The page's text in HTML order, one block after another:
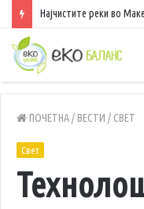
ПОЧЕТНА/ ВЕСТИ / СВЕТ
Свет